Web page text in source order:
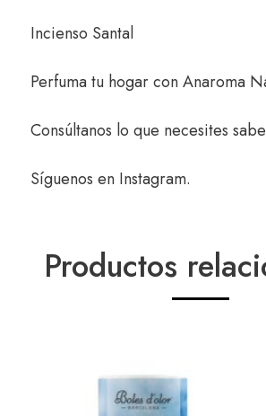
Incienso Santal
Perfuma tu hogar conAnaroma
Consúltanos lo que necesites
Síguenos en Instagram.
Productos